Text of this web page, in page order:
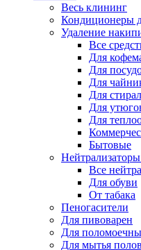
Весь клининг
Кондиционеры
Удаление
Все
Для
Для
Для
Для
Для
Для
Бытовые
Нейтрализаторы
Все
Для обуви
От табака
Пеногасители
Для пивоварен
Для
Для мытья полов